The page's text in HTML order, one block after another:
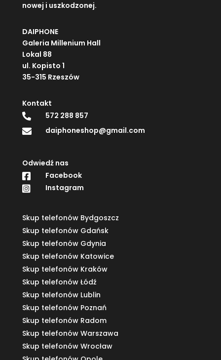
nowej i uszkodzonej.
DAIPHONE
Galeria Millenium Hall
Lokal 88
ul. Kopisto 1
35-315 Rzeszów
Kontakt
 572 288 857
 daiphoneshop@gmail.com
Odwiedź nas
 Facebook
 Instagram
Skup telefonów Bydgoszcz
Skup telefonów Gdańsk
Skup telefonów Gdynia
Skup telefonów Katowice
Skup telefonów Kraków
Skup telefonów Łódź
Skup telefonów Lublin
Skup telefonów Poznań
Skup telefonów Radom
Skup telefonów Warszawa
Skup telefonów Wrocław